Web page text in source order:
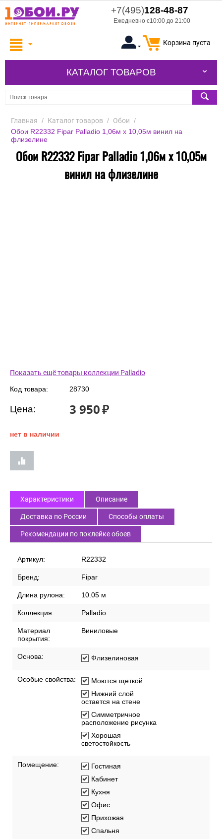
+7(495)128-48-87
Ежедневно с10:00 до 21:00
Корзина пуста
КАТАЛОГ ТОВАРОВ
Главная / Каталог товаров / Обои /
Обои R22332 Fipar Palladio 1,06м х 10,05м винил на
флизелине
Обои R22332 Fipar Palladio 1,06м х 10,05м
винил на флизелине
Показать ещё товары коллекции Palladio
Код товара: 28730
Цена: 3 950₽
нет в наличии
Характеристики Описание
Доставка по России Способы оплаты
Рекомендации по поклейке обоев
Артикул: R22332
Бренд: Fipar
Длина рулона: 10.05 м
Коллекция: Palladio
Материал
покрытия:
Виниловые
Основа: Флизелиновая
Особые свойства:
Моются щеткой
Нижний слой
остается на стене
Симметричное
расположение рисунка
Хорошая
светостойкость
Помещение:
Гостиная
Кабинет
Кухня
Офис
Прихожая
Спальня